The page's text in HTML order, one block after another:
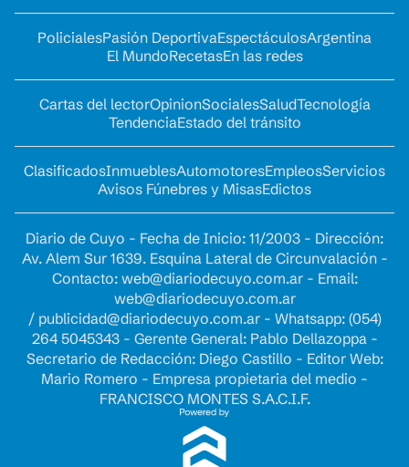
PolicialesPasión DeportivaEspectáculosArgentina
El MundoRecetasEn las redes
Cartas del lectorOpinionSocialesSaludTecnología
TendenciaEstado del tránsito
ClasificadosInmueblesAutomotoresEmpleosServicios
Avisos Fúnebres y MisasEdictos
Diario de Cuyo - Fecha de Inicio: 11/2003 - Dirección:
Av. Alem Sur 1639. Esquina Lateral de Circunvalación -
Contacto: web@diariodecuyo.com.ar- Email:
web@diariodecuyo.com.ar
/ publicidad@diariodecuyo.com.ar- Whatsapp: (054)
264 5045343 - Gerente General: Pablo Dellazoppa -
Secretario de Redacción: Diego Castillo - Editor Web:
Mario Romero - Empresa propietaria del medio -
FRANCISCO MONTES S.A.C.I.F.